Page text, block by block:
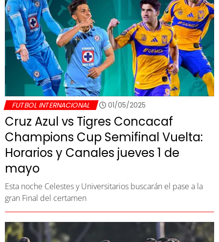
FUTBOL INTERNACIONAL 01/05/2025
Cruz Azul vs Tigres Concacaf
Champions Cup Semifinal Vuelta:
Horarios y Canales jueves 1 de
mayo
Esta noche Celestes y Universitarios buscarán el pase a la
gran Final del certamen